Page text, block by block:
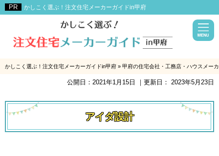
かしこく選ぶ！注文住宅メーカーガイドin甲府
かしこく選ぶ！注文住宅メーカーガイドin甲府 » 甲府の住宅会社・工務店・ハウスメー
公開日： 2021年1月15日 ｜更新日： 2023年5月23日
アイダ設計